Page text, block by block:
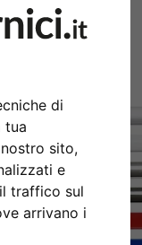
di
tua
sito,
e
traffico sul
arrivano i